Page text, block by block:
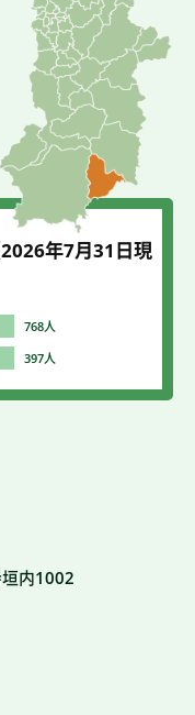
内1002
2026年7月31 日現
768人
397人